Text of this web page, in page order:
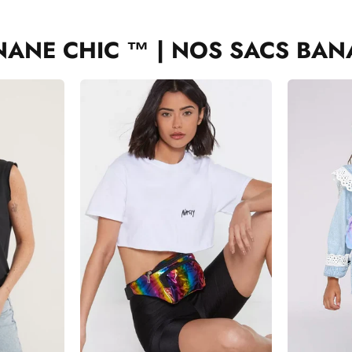
CHIC ™ | NOS SACS